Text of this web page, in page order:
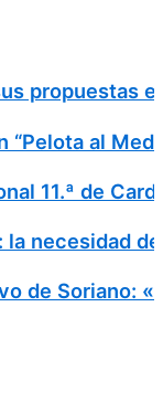
propuestas
al
11.ª de
necesidad
de Soriano: